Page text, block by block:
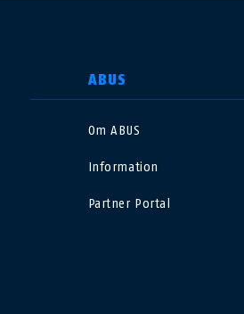
ABUS
Om ABUS
Information
Partner Portal
SELECT COUNTRY
Canada